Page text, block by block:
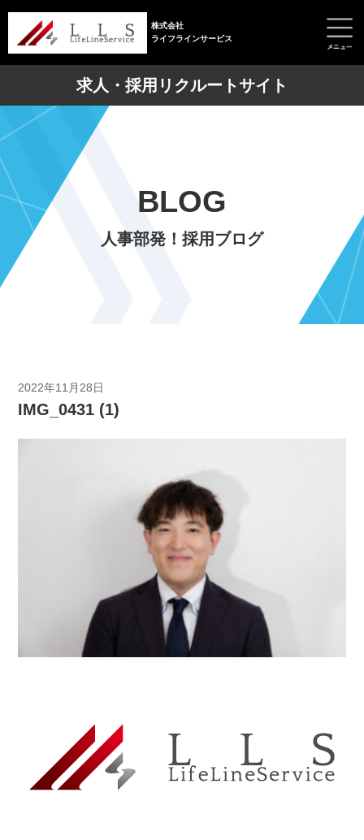
株式会社
ライフラインサービス
求人・採用リクルートサイト
BLOG
人事部発！採用ブログ
2022年11月28日
IMG_0431 (1)